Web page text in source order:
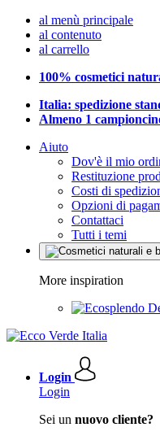
al menù principale
al contenuto
al carrello
100% cosmetici
Italia: spedizione
Almeno 1
Aiuto
Dov'è il mio
Restituzione
Costi di
Opzioni di
Contattaci
Tutti i temi
More inspiration
Login
Login
Sei un nuovo cliente?